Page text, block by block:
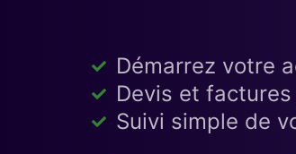
Démarrez votre
Devis et
Suivi simple de